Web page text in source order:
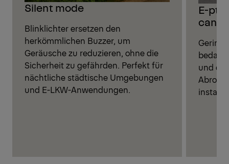
Silent mode
Blinklichter ersetzen den
herkömmlichen Buzzer, um
Geräusche zu reduzieren, ohne die
Sicherheit zu gefährden. Perfekt für
nächtliche städtische Umgebungen
und E-LKW-Anwendungen.
E-
und